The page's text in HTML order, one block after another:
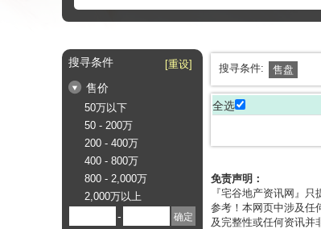
搜寻条件 [重设]
售价
50万以下
50 - 200万
200 - 400万
400 - 800万
800 - 2,000万
2,000万以上
-
搜寻条件: 售盘
全选
免责声明：
『宅谷地产资讯网』
参考！本网页中涉及任
及完整性或任何资讯并